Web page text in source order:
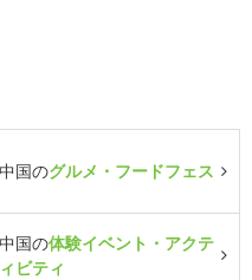
中国のグルメ・フードフェス
中国の体験イベント・アクテ
ィビティ